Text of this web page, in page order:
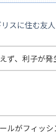
スに住む友
ず、利子が
ルがフィッ